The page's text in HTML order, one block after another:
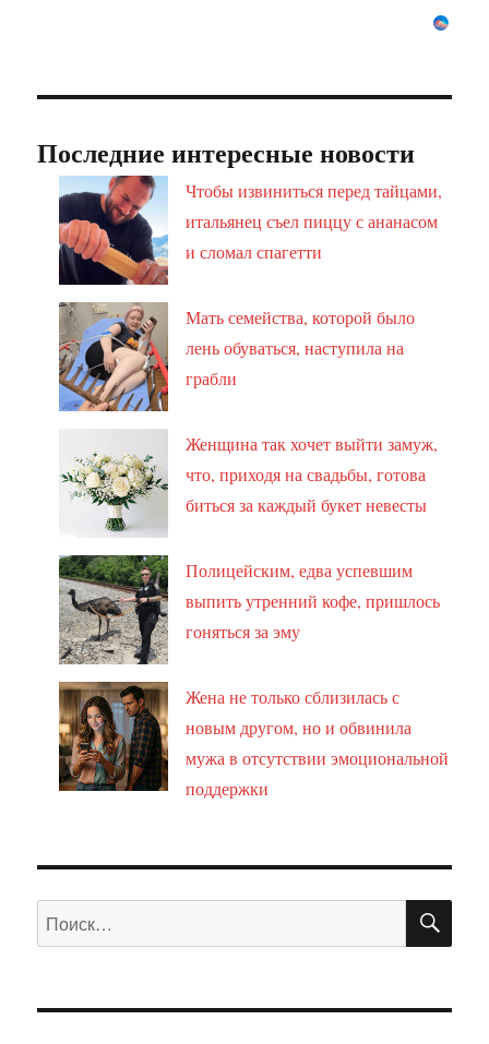
Последние интересные новости
Чтобы извиниться перед тайцами,
итальянец съел пиццу с ананасом
и сломал спагетти
Мать семейства, которой было
лень обуваться, наступила на
грабли
Женщина так хочет выйти замуж,
что, приходя на свадьбы, готова
биться за каждый букет невесты
Полицейским, едва успевшим
выпить утренний кофе, пришлось
гоняться за эму
Жена не только сблизилась с
новым другом, но и обвинила
мужа в отсутствии эмоциональной
поддержки
Искать: